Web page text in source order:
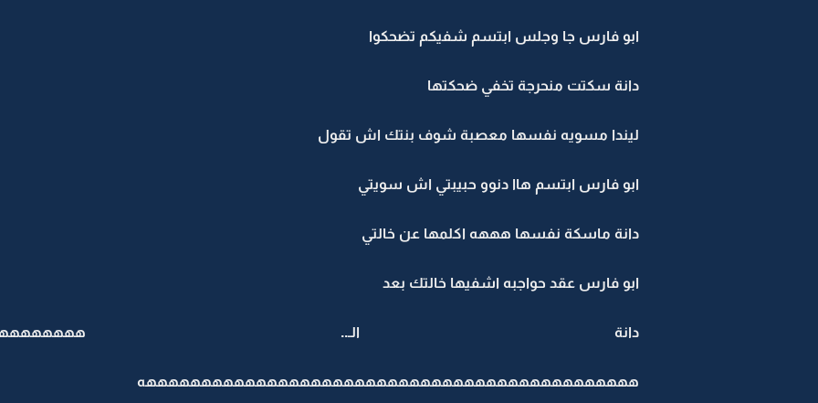
ابو فارس جا وجلس ابتسم شفيكم تضحكوا
دانة سكتت منحرجة تخفي ضحكتها
ليندا مسويه نفسها معصبة شوف بنتك اش تقول
ابو فارس ابتسم هاا دنوو حبيبتي اش سويتي
دانة ماسكة نفسها هههه اكلمها عن خالتي
ابو فارس عقد حواجبه اشفيها خالتك بعد
دانة الـ..
هههههههههههههههههههههههههههههههههههههههههههههه